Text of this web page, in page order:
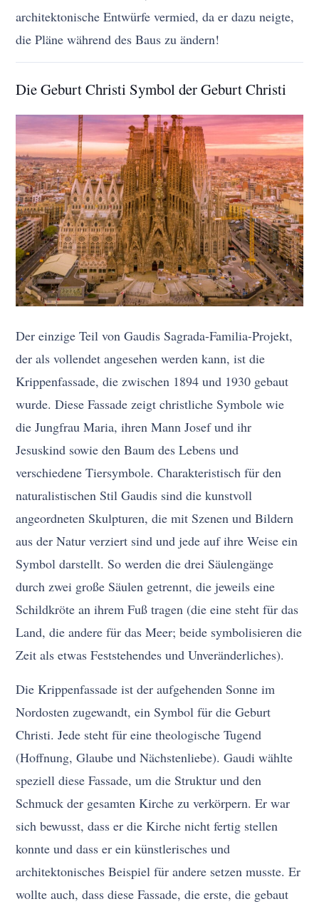
architektonische Entwürfe vermied, da er dazu neigte,
die Pläne während des Baus zu ändern!
Die Geburt Christi Symbol der Geburt Christi
Der einzige Teil von Gaudis Sagrada-Familia-Projekt,
der als vollendet angesehen werden kann, ist die
Krippenfassade, die zwischen 1894 und 1930 gebaut
wurde. Diese Fassade zeigt christliche Symbole wie
die Jungfrau Maria, ihren Mann Josef und ihr
Jesuskind sowie den Baum des Lebens und
verschiedene Tiersymbole. Charakteristisch für den
naturalistischen Stil Gaudis sind die kunstvoll
angeordneten Skulpturen, die mit Szenen und Bildern
aus der Natur verziert sind und jede auf ihre Weise ein
Symbol darstellt. So werden die drei Säulengänge
durch zwei große Säulen getrennt, die jeweils eine
Schildkröte an ihrem Fuß tragen (die eine steht für das
Land, die andere für das Meer; beide symbolisieren die
Zeit als etwas Feststehendes und Unveränderliches).
Die Krippenfassade ist der aufgehenden Sonne im
Nordosten zugewandt, ein Symbol für die Geburt
Christi. Jede steht für eine theologische Tugend
(Hoffnung, Glaube und Nächstenliebe). Gaudi wählte
speziell diese Fassade, um die Struktur und den
Schmuck der gesamten Kirche zu verkörpern. Er war
sich bewusst, dass er die Kirche nicht fertig stellen
konnte und dass er ein künstlerisches und
architektonisches Beispiel für andere setzen musste. Er
wollte auch, dass diese Fassade, die erste, die gebaut